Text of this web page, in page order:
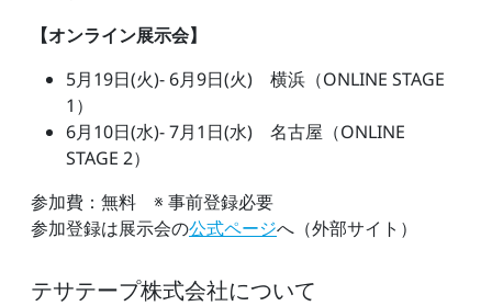
【オンライン展示会】
5月19日(火)- 6月9日(火) 横浜（ONLINE STAGE
1）
6月10日(水)- 7月1日(水) 名古屋（ONLINE
STAGE 2）
参加費：無料 ※ 事前登録必要
参加登録は展示会の公式ページへ（外部サイト）
テサテープ株式会社について